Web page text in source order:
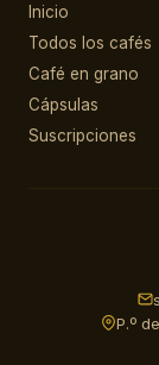
Inicio
Todos los cafés
Café en grano
Cápsulas
Suscripciones
P.º